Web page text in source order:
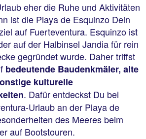
eher die Ruhe und Aktivitäten
ist die Playa de Esquinzo Dein
auf Fuerteventura. Esquinzo ist
auf der Halbinsel Jandia für rein
gegründet wurde. Daher triffst
bedeutende Baudenkmäler, alte
kulturelle
. Dafür entdeckst Du bei
Urlaub an der Playa de
des Meeres beim
auf Bootstouren.